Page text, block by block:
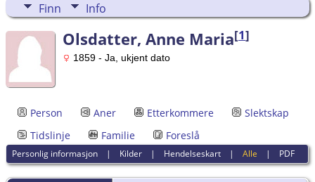
Finn Info
Olsdatter, Anne Maria[1]
1859 - Ja, ukjent dato
Person Aner Etterkommere
Slektskap
Tidslinje
Familie Foreslå
Personlig informasjon | Kilder | Hendelseskart |Alle | PDF